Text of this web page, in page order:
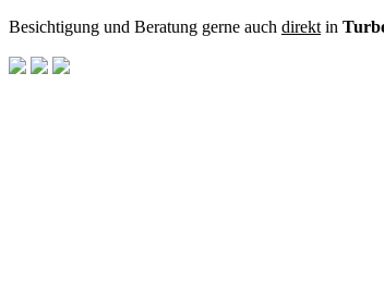
Besichtigung und Beratung gerne auch direkt in